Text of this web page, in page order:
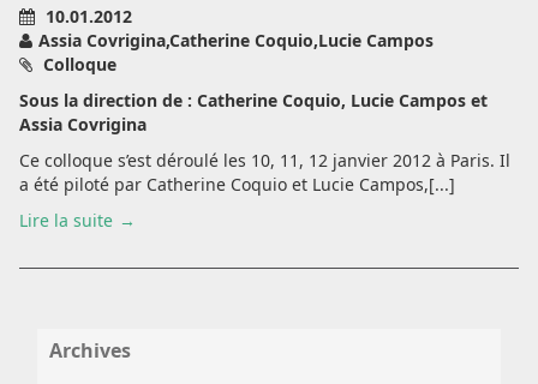
10.01.2012
Assia Covrigina,Catherine Coquio,Lucie Campos
Colloque
Sous la direction de : Catherine Coquio, Lucie Campos et
Assia Covrigina
Ce colloque s’est déroulé les 10, 11, 12 janvier 2012 à Paris. Il
a été piloté par Catherine Coquio et Lucie Campos,[...]
Lire la suite
Archives